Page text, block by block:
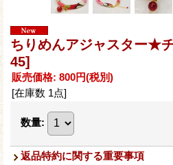
ちりめんアジャスター★
45]
販売価格: 800円(税別)
[在庫数 1点]
数量:
返品特約に関する重要事項